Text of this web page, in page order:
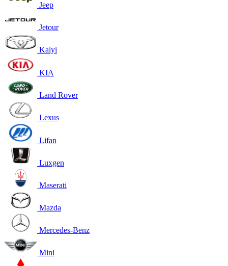
Jeep
Jetour
Kaiyi
KIA
Land Rover
Lexus
Lifan
Luxgen
Maserati
Mazda
Mercedes-Benz
Mini